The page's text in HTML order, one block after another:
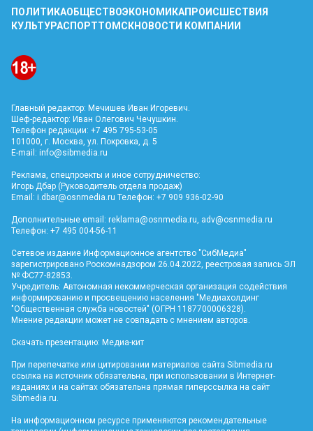
ПОЛИТИКАОБЩЕСТВОЭКОНОМИКАПРОИСШЕСТВИЯ
КУЛЬТУРАСПОРТТОМСКНОВОСТИ КОМПАНИИ
Главный редактор: Мечишев Иван Игоревич.
Шеф-редактор: Иван Олегович Чечушкин.
Телефон редакции: +7 495 795-53-05
101000, г. Москва, ул. Покровка, д. 5
E-mail: info@sibmedia.ru
Реклама, спецпроекты и иное сотрудничество:
Игорь Дбар (Руководитель отдела продаж)
Email: i.dbar@osnmedia.ru Телефон: +7 909 936-02-90
Дополнительные email: reklama@osnmedia.ru adv@osnmedia.ru
Телефон: +7 495 004-56-11
Сетевое издание Информационное агентство "СибМедиа"
зарегистрировано Роскомнадзором 26.04.2022, реестровая запись ЭЛ
№ ФС77-82853.
Учредитель: Автономная некоммерческая организация содействия
информированию и просвещению населения "Медиахолдинг
"Общественная служба новостей" (ОГРН 1187700006328).
Мнение редакции может не совпадать с мнением авторов.
Скачать презентацию: Медиа-кит
При перепечатке или цитировании материалов сайта Sibmedia.ru
ссылка на источник обязательна, при использовании в Интернет-
изданиях и на сайтах обязательна прямая гиперссылка на сайт
Sibmedia.ru
На информационном ресурсе применяются рекомендательные